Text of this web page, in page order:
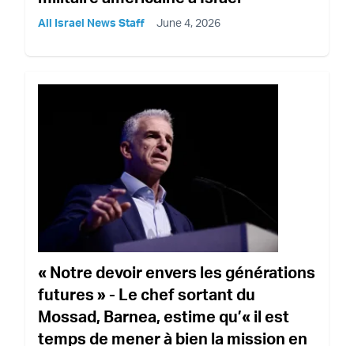
All Israel News Staff June 4, 2026
« Notre devoir envers les générations
futures » - Le chef sortant du
Mossad, Barnea, estime qu’« il est
temps de mener à bien la mission en